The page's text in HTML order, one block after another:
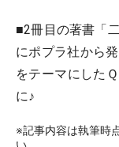
■2冊目の著書「
にポプラ社から
をテーマにした
に♪
※記事内容は執筆時